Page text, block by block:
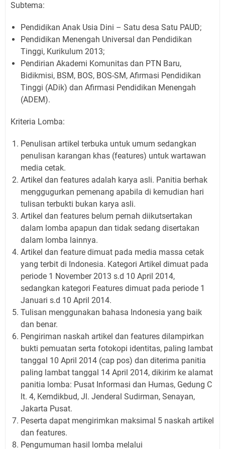
Subtema:
Pendidikan Anak Usia Dini – Satu desa Satu PAUD;
Pendidikan Menengah Universal dan Pendidikan
Tinggi, Kurikulum 2013;
Pendirian Akademi Komunitas dan PTN Baru,
Bidikmisi, BSM, BOS, BOS-SM, Afirmasi Pendidikan
Tinggi (ADik) dan Afirmasi Pendidikan Menengah
(ADEM).
Kriteria Lomba:
Penulisan artikel terbuka untuk umum sedangkan
penulisan karangan khas (features) untuk wartawan
media cetak.
Artikel dan features adalah karya asli. Panitia berhak
menggugurkan pemenang apabila di kemudian hari
tulisan terbukti bukan karya asli.
Artikel dan features belum pernah diikutsertakan
dalam lomba apapun dan tidak sedang disertakan
dalam lomba lainnya.
Artikel dan feature dimuat pada media massa cetak
yang terbit di Indonesia. Kategori Artikel dimuat pada
periode 1 November 2013 s.d 10 April 2014,
sedangkan kategori Features dimuat pada periode 1
Januari s.d 10 April 2014.
Tulisan menggunakan bahasa Indonesia yang baik
dan benar.
Pengiriman naskah artikel dan features dilampirkan
bukti pemuatan serta fotokopi identitas, paling lambat
tanggal 10 April 2014 (cap pos) dan diterima panitia
paling lambat tanggal 14 April 2014, dikirim ke alamat
panitia lomba: Pusat Informasi dan Humas, Gedung C
lt. 4, Kemdikbud, Jl. Jenderal Sudirman, Senayan,
Jakarta Pusat.
Peserta dapat mengirimkan maksimal 5 naskah artikel
dan features.
Pengumuman hasil lomba melalui